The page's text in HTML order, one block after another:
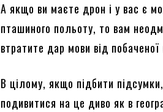
А якщо ви маєте дрон і у вас є
пташиного польоту, то вам
втратите дар мови від побаченої
В цілому, якщо підбити
подивитися на це диво як в